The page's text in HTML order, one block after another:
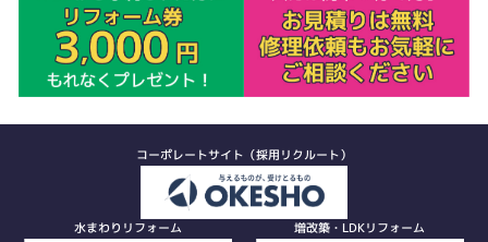
コーポレートサイト（採用リクルート）
水まわりリフォーム 増改築・LDKリフォーム